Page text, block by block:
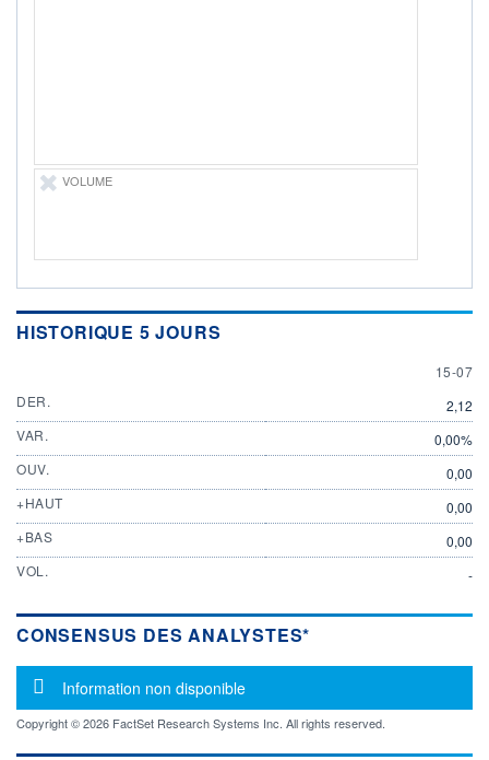
VOLUME
HISTORIQUE 5 JOURS
15 JULY
15-07
DER.
2,12
VAR.
0,00%
OUV.
0,00
+HAUT
0,00
+BAS
0,00
VOL.
-
CONSENSUS DES ANALYSTES*
Message d'information
Information non disponible
Copyright © 2026 FactSet Research Systems Inc. All rights reserved.